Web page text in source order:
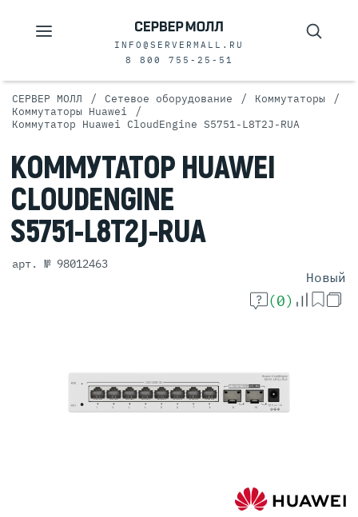
INFO@SERVERMALL.RU
8 800 755-25-51
СЕРВЕР МОЛЛ / Сетевое оборудование / Коммутаторы /
Коммутаторы Huawei /
Коммутатор Huawei CloudEngine S5751-L8T2J-RUA
КОММУТАТОР HUAWEI
CLOUDENGINE
S5751-L8T2J-RUA
арт. № 98012463
Новый
(0)